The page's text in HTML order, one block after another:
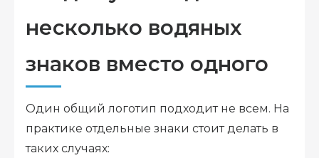
несколько водяных
знаков вместо одного
Один общий логотип подходит не всем. На
практике отдельные знаки стоит делать в
таких случаях: